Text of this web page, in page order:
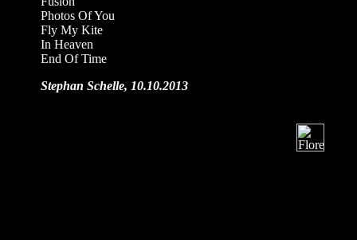
Photos Of You
Fly My Kite
In Heaven
End Of Time
Stephan Schelle, 10.10.2013